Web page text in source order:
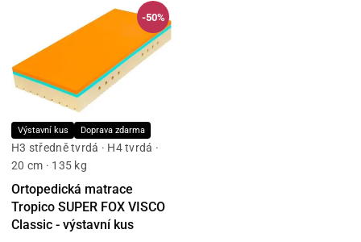
-50%
Výstavní kus Doprava zdarma
H3 středně tvrdá · H4 tvrdá ·
20 cm · 135 kg
Ortopedická matrace
Tropico SUPER FOX VISCO
Classic - výstavní kus